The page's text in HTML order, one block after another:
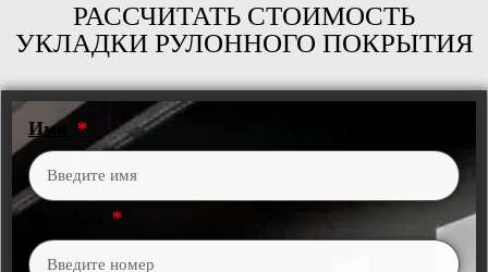
РАССЧИТАТЬ СТОИМОСТЬ
УКЛАДКИ РУЛОННОГО ПОКРЫТИЯ
Имя